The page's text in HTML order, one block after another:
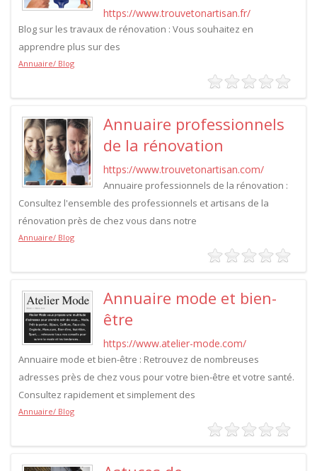
https://www.trouvetonartisan.fr/
Blog sur les travaux de rénovation : Vous souhaitez en
apprendre plus sur des
Annuaire/ Blog
Annuaire professionnels
de la rénovation
https://www.trouvetonartisan.com/
Annuaire professionnels de la rénovation :
Consultez l'ensemble des professionnels et artisans de la
rénovation près de chez vous dans notre
Annuaire/ Blog
Annuaire mode et bien-
être
https://www.atelier-mode.com/
Annuaire mode et bien-être : Retrouvez de nombreuses
adresses près de chez vous pour votre bien-être et votre santé.
Consultez rapidement et simplement des
Annuaire/ Blog